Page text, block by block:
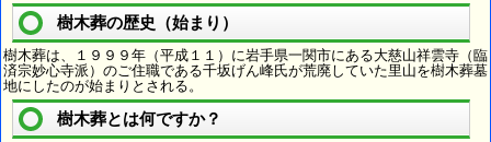
樹木葬の歴史（始まり）
樹木葬は、１９９９年（平成１１）に岩手県一関市にある大慈山祥雲寺（臨
済宗妙心寺派）のご住職である千坂げん峰氏が荒廃していた里山を樹木葬墓
地にしたのが始まりとされる。
樹木葬とは何ですか？